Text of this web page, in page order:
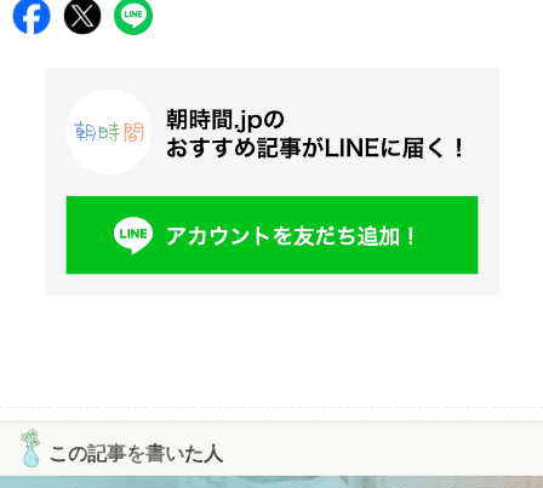
この記事を書いた人